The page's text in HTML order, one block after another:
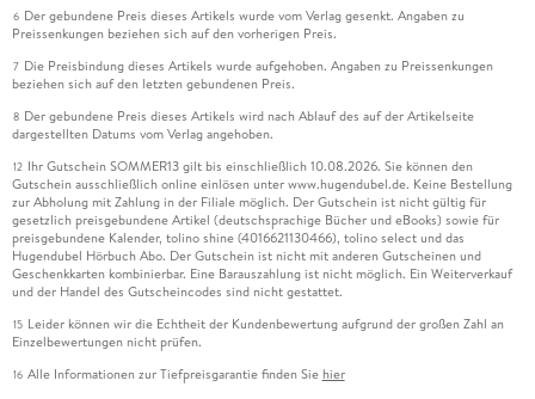
6 Der gebundene Preis dieses Artikels wurde vom Verlag gesenkt. Angaben zu
Preissenkungen beziehen sich auf den vorherigen Preis.
7 Die Preisbindung dieses Artikels wurde aufgehoben. Angaben zu Preissenkungen
beziehen sich auf den letzten gebundenen Preis.
8 Der gebundene Preis dieses Artikels wird nach Ablauf des auf der Artikelseite
dargestellten Datums vom Verlag angehoben.
12 Ihr Gutschein SOMMER13 gilt bis einschließlich 10.08.2026. Sie können den
Gutschein ausschließlich online einlösen unter www.hugendubel.de. Keine Bestellung
zur Abholung mit Zahlung in der Filiale möglich. Der Gutschein ist nicht gültig für
gesetzlich preisgebundene Artikel (deutschsprachige Bücher und eBooks) sowie für
preisgebundene Kalender, tolino shine (4016621130466), tolino select und das
Hugendubel Hörbuch Abo. Der Gutschein ist nicht mit anderen Gutscheinen und
Geschenkkarten kombinierbar. Eine Barauszahlung ist nicht möglich. Ein Weiterverkauf
und der Handel des Gutscheincodes sind nicht gestattet.
15 Leider können wir die Echtheit der Kundenbewertung aufgrund der großen Zahl an
Einzelbewertungen nicht prüfen.
16 Alle Informationen zur Tiefpreisgarantie finden Sie hier